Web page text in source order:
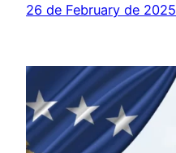
26 de February de 2025